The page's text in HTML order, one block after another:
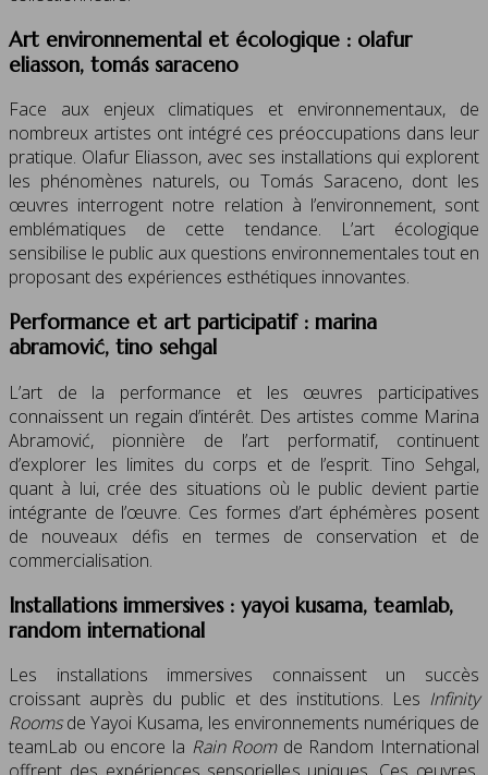
Art environnemental et écologique : olafur
eliasson, tomás saraceno
Face aux enjeux climatiques et environnementaux, de
nombreux artistes ont intégré ces préoccupations dans leur
pratique. Olafur Eliasson, avec ses installations qui explorent
les phénomènes naturels, ou Tomás Saraceno, dont les
œuvres interrogent notre relation à l’environnement, sont
emblématiques de cette tendance. L’art écologique
sensibilise le public aux questions environnementales tout en
proposant des expériences esthétiques innovantes.
Performance et art participatif : marina
abramović, tino sehgal
L’art de la performance et les œuvres participatives
connaissent un regain d’intérêt. Des artistes comme Marina
Abramović, pionnière de l’art performatif, continuent
d’explorer les limites du corps et de l’esprit. Tino Sehgal,
quant à lui, crée des situations où le public devient partie
intégrante de l’œuvre. Ces formes d’art éphémères posent
de nouveaux défis en termes de conservation et de
commercialisation.
Installations immersives : yayoi kusama, teamlab,
random international
Les installations immersives connaissent un succès
croissant auprès du public et des institutions. Les Infinity
Roomsde Yayoi Kusama, les environnements numériques de
teamLab ou encore la Rain Room de Random International